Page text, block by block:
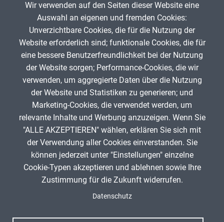
Gruß Arne
App melden
Infos zum Urheberrecht
Titel, Jahr:Chemie interaktiv - Cover
Autor:A.Spielhoff (Author), pxhere.com (Licensee),
A.Spielhoff (Editor)
Dedication
ANZEIGE
Spenden
Impressum
Wir verwenden auf den Seiten dieser Website eine
Auswahl an eigenen und fremden Cookies:
Unverzichtbare Cookies, die für die Nutzung der
Website erforderlich sind; funktionale Cookies, die für
eine bessere Benutzerfreundlichkeit bei der Nutzung
der Website sorgen; Performance-Cookies, die wir
verwenden, um aggregierte Daten über die Nutzung
der Website und Statistiken zu generieren; und
Marketing-Cookies, die verwendet werden, um
relevante Inhalte und Werbung anzuzeigen. Wenn Sie
"ALLE AKZEPTIEREN" wählen, erklären Sie sich mit
der Verwendung aller Cookies einverstanden. Sie
können jederzeit unter "Einstellungen" einzelne
Cookie-Typen akzeptieren und ablehnen sowie Ihre
Zustimmung für die Zukunft widerrufen.
Datenschutz